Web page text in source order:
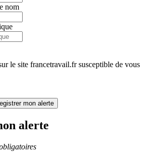
nom
le site francetravail.fr susceptible de vous
mon alerte
alerte